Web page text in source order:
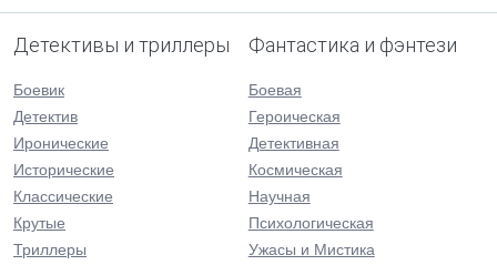
Детективы и триллеры
Боевик
Детектив
Иронические
Исторические
Классические
Крутые
Триллеры
Фантастика и фэнтези
Боевая
Героическая
Детективная
Космическая
Научная
Психологическая
Ужасы и Мистика